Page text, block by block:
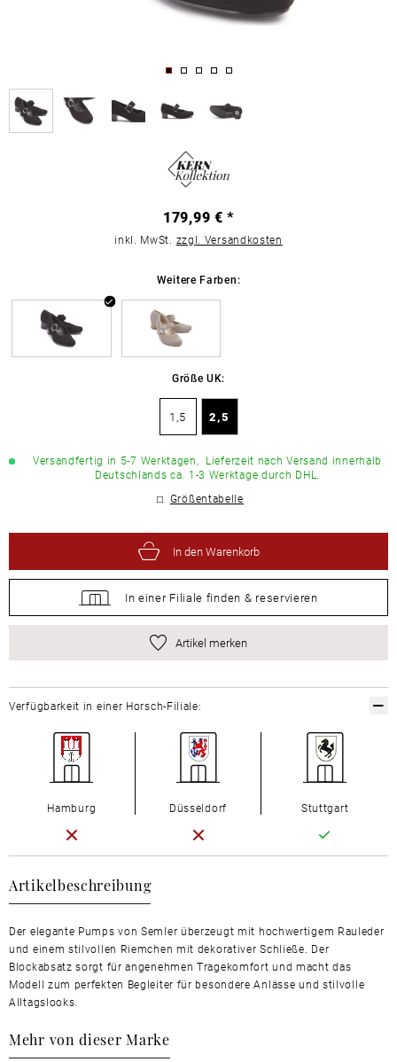
179,99 € *
inkl. MwSt. zzgl. Versandkosten
Weitere Farben:
Größe UK:
1,5 2,5
Versandfertig in 5-7 Werktagen, Lieferzeit nach Versand innerhalb
Deutschlands ca. 1-3 Werktage durch DHL.
Größentabelle
In den Warenkorb
In einer Filiale finden & reservieren
Artikel merken
Artikelbeschreibung
Der elegante Pumps von Semler überzeugt mit hochwertigem Rauleder
und einem stilvollen Riemchen mit dekorativer Schließe. Der
Blockabsatz sorgt für angenehmen Tragekomfort und macht das
Modell zum perfekten Begleiter für besondere Anlässe und stilvolle
Alltagslooks.
Mehr von dieser Marke
Verfügbarkeit in einer Horsch-Filiale:
Hamburg Düsseldorf Stuttgart